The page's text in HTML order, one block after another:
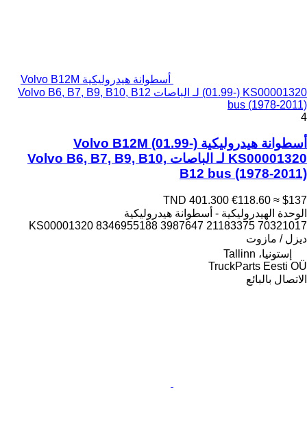
أسطوانة هيدروليكية Volvo B12M
(01.99-) KS00001320 لـ الباصات Volvo B6, B7, B9, B10, B12
bus (1978-2011)
4
أسطوانة هيدروليكية Volvo B12M (01.99-)
KS00001320 لـ الباصات Volvo B6, B7, B9, B10,
B12 bus (1978-2011)
TND 401.300 €118.60 ≈ $137
الوحدة الهيدروليكية - أسطوانة هيدروليكية
KS00001320 8346955188 3987647 21183375 70321017
ديزل / مازوت
إستونيا، Tallinn
TruckParts Eesti OÜ
الاتصال بالبائع